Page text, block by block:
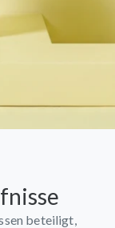
beteiligt,